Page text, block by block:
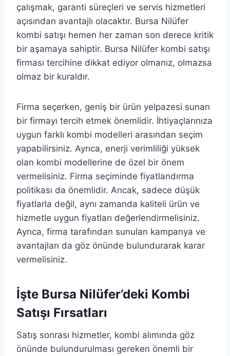
çalışmak, garanti süreçleri ve servis hizmetleri
açısından avantajlı olacaktır. Bursa Nilüfer
kombi satışı hemen her zaman son derece kritik
bir aşamaya sahiptir. Bursa Nilüfer kombi satışı
firması tercihine dikkat ediyor olmanız, olmazsa
olmaz bir kuraldır.
Firma seçerken, geniş bir ürün yelpazesi sunan
bir firmayı tercih etmek önemlidir. İhtiyaçlarınıza
uygun farklı kombi modelleri arasından seçim
yapabilirsiniz. Ayrıca, enerji verimliliği yüksek
olan kombi modellerine de özel bir önem
vermelisiniz. Firma seçiminde fiyatlandırma
politikası da önemlidir. Ancak, sadece düşük
fiyatlarla değil, aynı zamanda kaliteli ürün ve
hizmetle uygun fiyatları değerlendirmelisiniz.
Ayrıca, firma tarafından sunulan kampanya ve
avantajları da göz önünde bulundurarak karar
vermelisiniz.
İşte Bursa Nilüfer’deki Kombi
Satışı Fırsatları
Satış sonrası hizmetler, kombi alımında göz
önünde bulundurulması gereken önemli bir